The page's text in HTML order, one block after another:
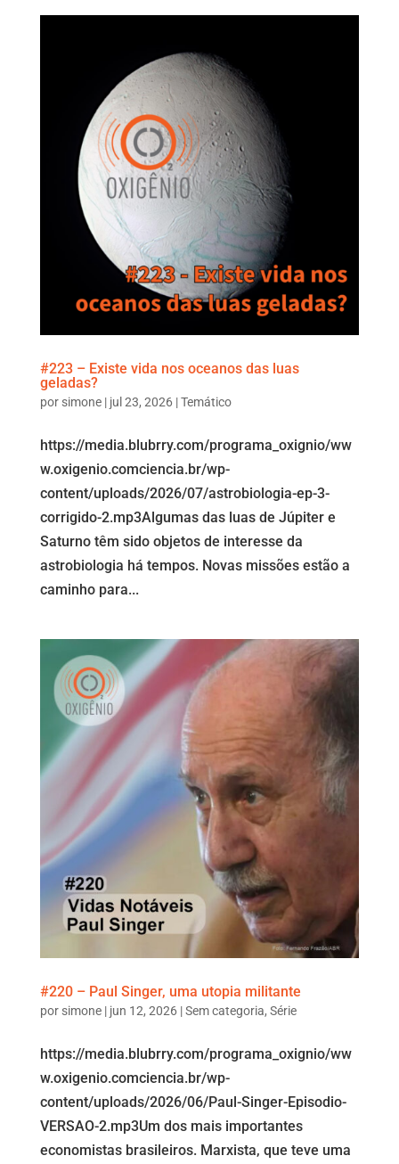
#223 – Existe vida nos oceanos das luas
geladas?
por simone| jul 23, 2026|Temático
https://media.blubrry.com/programa_oxignio/ww
w.oxigenio.comciencia.br/wp-
content/uploads/2026/07/astrobiologia-ep-3-
corrigido-2.mp3Algumas das luas de Júpiter e
Saturno têm sido objetos de interesse da
astrobiologia há tempos. Novas missões estão a
caminho para...
#220 – Paul Singer, uma utopia militante
por simone| jun 12, 2026|Sem categoria, Série
https://media.blubrry.com/programa_oxignio/ww
w.oxigenio.comciencia.br/wp-
content/uploads/2026/06/Paul-Singer-Episodio-
VERSAO-2.mp3Um dos mais importantes
economistas brasileiros. Marxista, que teve uma